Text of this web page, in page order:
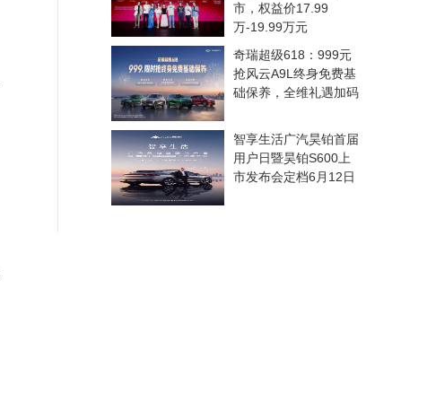
市，权益价17.99
万-19.99万元
奇瑞超级618：999元
抢风云A9L终身免费基
础保养，全维礼遇加码
智享生活广汽昊铂首届
用户日暨昊铂S600上
市发布会定档6月12日